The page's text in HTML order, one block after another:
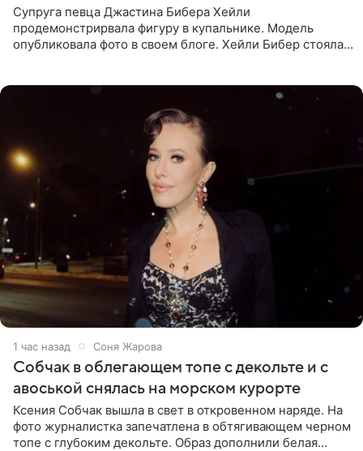
Супруга певца Джастина Бибера Хейли
продемонстрирвала фигуру в купальнике. Модель
опубликовала фото в своем блоге. Хейли Бибер стояла
1 час назад Соня Жарова
Собчак в облегающем топе с декольте и с
авоськой снялась на морском курорте
Ксения Собчак вышла в свет в откровенном наряде. На
фото журналистка запечатлена в обтягивающем черном
топе с глубоким декольте. Образ дополнили белая